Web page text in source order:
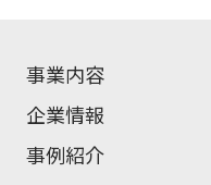
事業内容
企業情報
事例紹介